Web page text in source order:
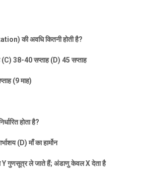
की अवधि कितनी होती है?
(C) 38-40सप्ताह (D) 45सप्ताह
(9माह)
होता है?
(D)माँ का हार्मोन
Yगुणसूत्र ले जाते हैं; अंडाणु केवलXदेता है